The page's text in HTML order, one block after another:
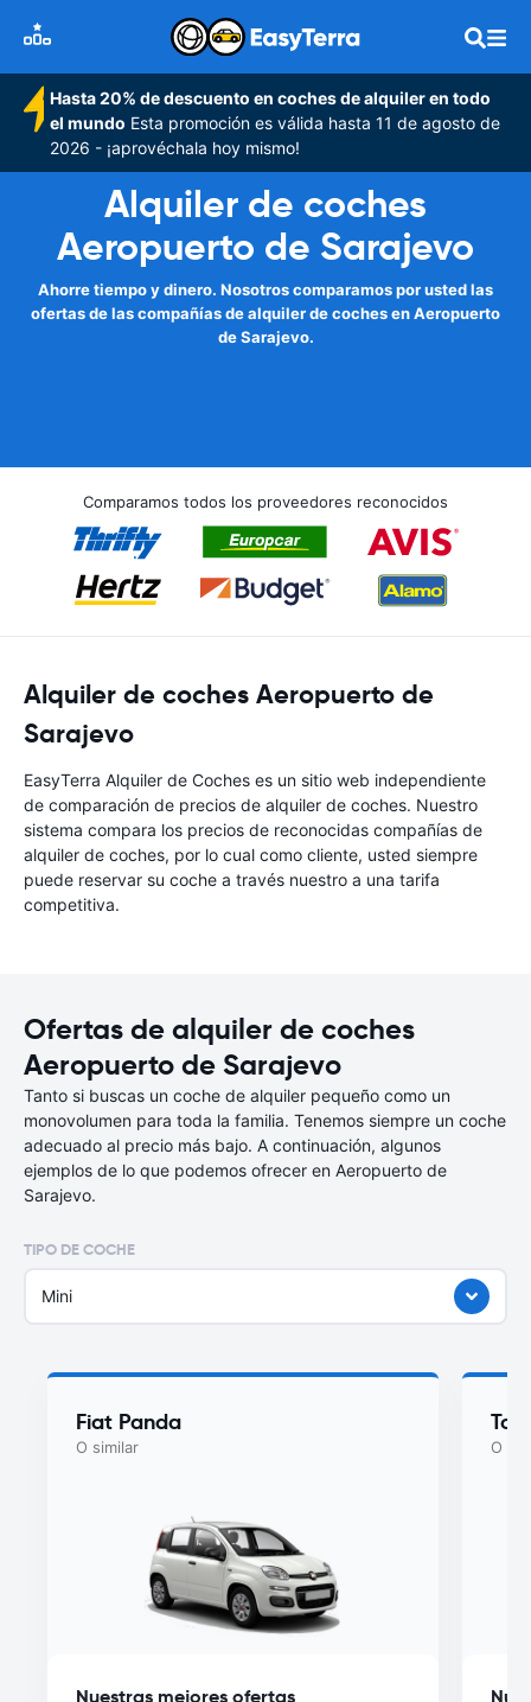
Hasta 20% de descuento en coches de alquiler en todo
el mundo Esta promoción es válida hasta 11 de agosto de
2026 - ¡aprovéchala hoy mismo!
Alquiler de coches
Aeropuerto de Sarajevo
Ahorre tiempo y dinero. Nosotros comparamos por usted las
ofertas de las compañías de alquiler de coches en Aeropuerto
de Sarajevo.
Comparamos todos los proveedores reconocidos
Alquiler de coches Aeropuerto de
Sarajevo
EasyTerra Alquiler de Coches es un sitio web independiente
de comparación de precios de alquiler de coches. Nuestro
sistema compara los precios de reconocidas compañías de
alquiler de coches, por lo cual como cliente, usted siempre
puede reservar su coche a través nuestro a una tarifa
competitiva.
Ofertas de alquiler de coches
Aeropuerto de Sarajevo
Tanto si buscas un coche de alquiler pequeño como un
monovolumen para toda la familia. Tenemos siempre un coche
adecuado al precio más bajo. A continuación, algunos
ejemplos de lo que podemos ofrecer en Aeropuerto de
Sarajevo.
TIPO DE COCHE
Mini
Fiat Panda
O similar
Nuestras mejores ofertas
O